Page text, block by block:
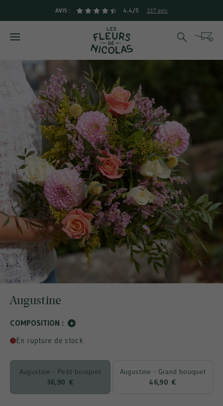
AVIS : 4.4/5 137 avis
Rechercher
Cart
Augustine
COMPOSITION : +
En rupture de stock
Augustine - Petit bouquet
36,90 €
Augustine - Grand bouquet
46,90 €